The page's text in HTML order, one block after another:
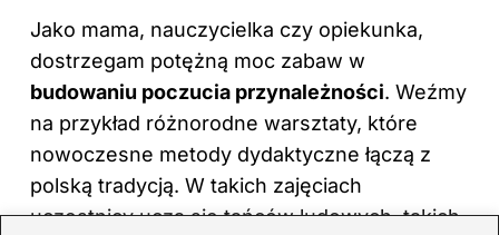
Jako mama, nauczycielka czy opiekunka,
dostrzegam potężną moc zabaw w
budowaniu poczucia przynależności. Weźmy
na przykład różnorodne warsztaty, które
nowoczesne metody dydaktyczne łączą z
polską tradycją. W takich zajęciach
uczestnicy uczą się tańców ludowych, takich